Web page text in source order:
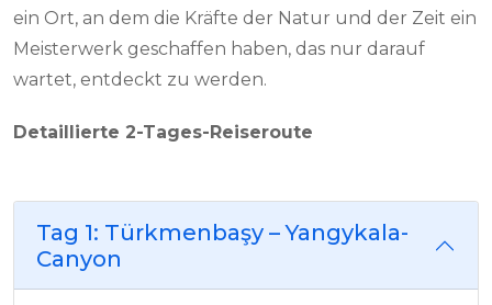
ein Ort, an dem die Kräfte der Natur und der Zeit ein
Meisterwerk geschaffen haben, das nur darauf
wartet, entdeckt zu werden.
Detaillierte 2-Tages-Reiseroute
Tag 1: Türkmenbaşy – Yangykala-
Canyon